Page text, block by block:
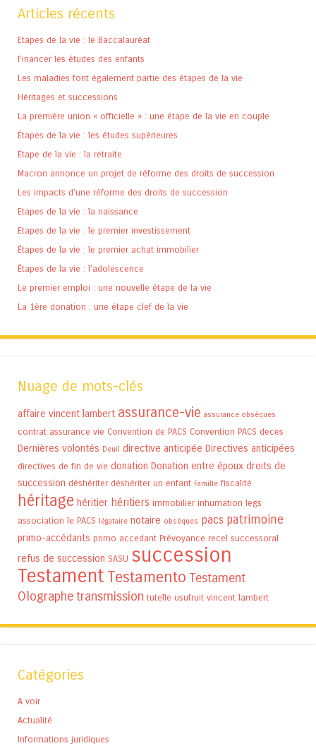
Articles récents
Etapes de la vie : le Baccalauréat
Financer les études des enfants
Les maladies font également partie des étapes de la vie
Héritages et successions
La première union « officielle » : une étape de la vie en couple
Étapes de la vie : les études supérieures
Étape de la vie : la retraite
Macron annonce un projet de réforme des droits de succession
Les impacts d’une réforme des droits de succession
Etapes de la vie : la naissance
Etapes de la vie : le premier investissement
Étapes de la vie : le premier achat immobilier
Étapes de la vie : l’adolescence
Le premier emploi : une nouvelle étape de la vie
La 1ère donation : une étape clef de la vie
Nuage de mots-clés
affaire vincent lambert assurance-vie assurance obsèques
contrat assurance vie Convention de PACS Convention PACS deces
Dernières volontés Deuil directive anticipée Directives anticipées
directives de fin de vie donation Donation entre époux droits de
succession déshériter déshériter un enfant Famille fiscalité
héritage héritier héritiers immobilier inhumation legs
association le PACS légataire notaire obsèques pacs patrimoine
primo-accédants primo accedant Prévoyance recel successoral
refus de succession SASU succession
Testament Testamento Testament
Olographetransmission tutelle usufruit vincent lambert
Catégories
A voir
Actualité
Informations juridiques